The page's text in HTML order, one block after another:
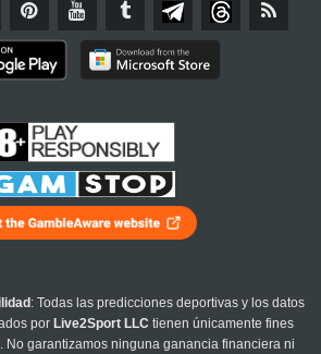
: Todas las predicciones deportivas y los datos
por Live2Sport LLC tienen únicamente fines
No garantizamos ninguna ganancia financiera ni